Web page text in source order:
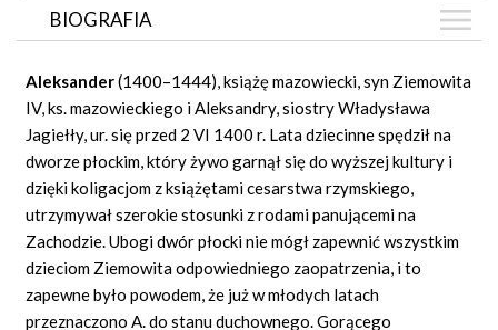
BIOGRAFIA
ZDJĘCIA (1)
GRAF POWIĄZAŃ
DYSKUSJA
Mapa
Aleksander(1400–1444), książę mazowiecki, syn Ziemowita
IV, ks. mazowieckiego i Aleksandry, siostry Władysława
Jagiełły, ur. się przed 2 VI 1400 r. Lata dziecinne spędził na
dworze płockim, który żywo garnął się do wyższej kultury i
dzięki koligacjom z książętami cesarstwa rzymskiego,
utrzymywał szerokie stosunki z rodami panującemi na
Zachodzie. Ubogi dwór płocki nie mógł zapewnić wszystkim
dzieciom Ziemowita odpowiedniego zaopatrzenia, i to
zapewne było powodem, że już w młodych latach
przeznaczono A. do stanu duchownego. Gorącego